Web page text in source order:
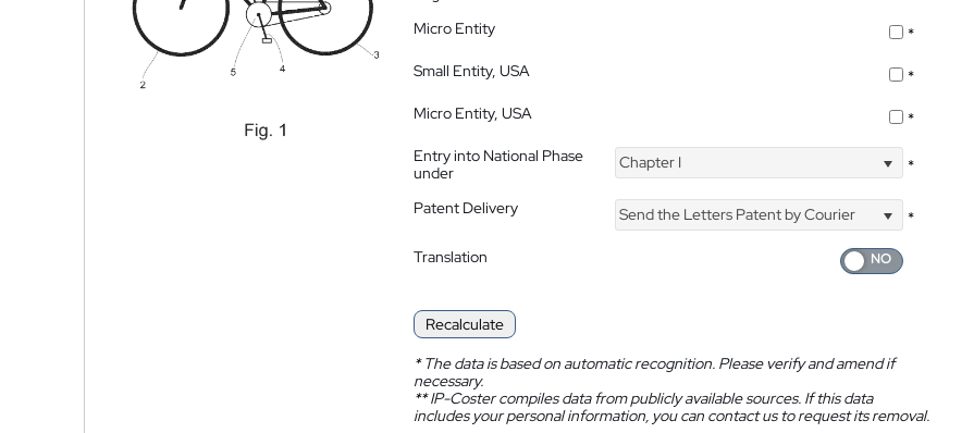
Micro Entity
*
Small Entity, USA
*
Micro Entity, USA
*
Entry into National Phase
under
Chapter I *
Patent Delivery Send the Letters Patent by Courier
*
Translation
Recalculate
*The data is based on automatic recognition. Please verify and amend if
necessary.
**IP-Coster compiles data from publicly available sources. If this data
includes your personal information, you can contact us to request its removal.